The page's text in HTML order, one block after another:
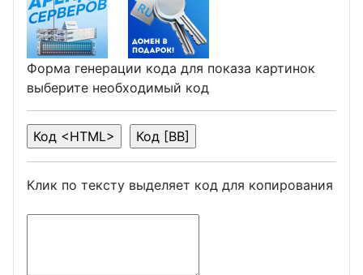
Форма генерации кода для показа картинок
выберите необходимый код
Клик по тексту выделяет код для копирования